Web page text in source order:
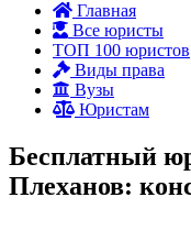
Главная
Все юристы
ТОП 100 юристов
Виды права
Вузы
Юристам
Бесплатный
Плеханов: